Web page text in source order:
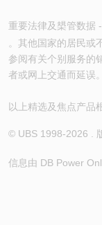
重要法律及槼管数据
。其他国家的居民或
参阅有关个别服务的
者或网上交通而延误。
以上精选及焦点产品
© UBS 1998-2026 .
信息由 DB Power